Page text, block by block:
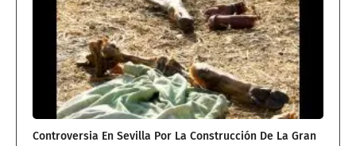
Controversia En Sevilla Por La Construcción De La Gran